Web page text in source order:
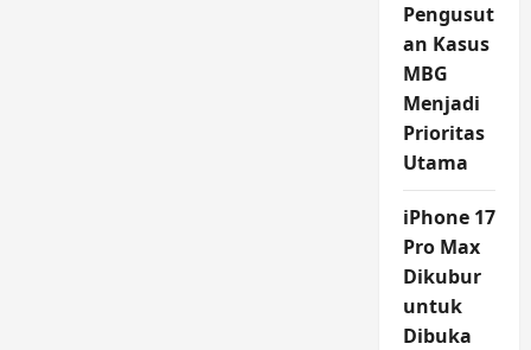
Pengusut
an Kasus
MBG
Menjadi
Prioritas
Utama
iPhone 17
Pro Max
Dikubur
untuk
Dibuka